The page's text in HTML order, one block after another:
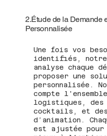
2.Étude de la Demande
Personnalisée
Une fois vos
identifiés, notre
analyse chaque
proposer une
personnalisée.
compte
logistiques, des
cocktails, et
d’animation.
est ajustée pour